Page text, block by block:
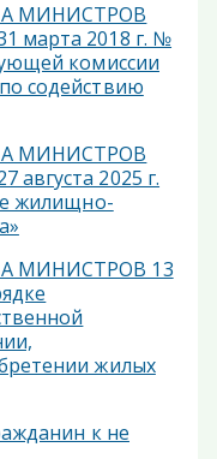
МИНИСТРОВ
марта 2018 г. №
комиссии
содействию
МИНИСТРОВ
2025 г.
жилищно-
МИНИСТРОВ 13
жилых
к не